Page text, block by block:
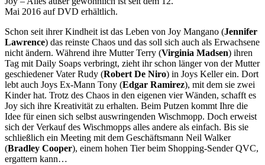
Mai 2016 auf DVD erhältlich.
Schon seit ihrer Kindheit ist das Leben von Joy Mangano (Jennifer
Lawrence) das reinste Chaos und das soll sich auch als Erwachsene
nicht ändern. Während ihre Mutter Terry (Virginia Madsen) ihren
Tag mit Daily Soaps verbringt, zieht ihr schon länger von der Mutter
geschiedener Vater Rudy (Robert De Niro) in Joys Keller ein. Dort
lebt auch Joys Ex-Mann Tony (Edgar Ramirez), mit dem sie zwei
Kinder hat. Trotz des Chaos in den eigenen vier Wänden, schafft es
Joy sich ihre Kreativität zu erhalten. Beim Putzen kommt Ihre die
Idee für einen sich selbst auswringenden Wischmopp. Doch erweist
sich der Verkauf des Wischmopps alles andere als einfach. Bis sie
schließlich ein Meeting mit dem Geschäftsmann Neil Walker
(Bradley Cooper), einem hohen Tier beim Shopping-Sender QVC,
ergattern kann…